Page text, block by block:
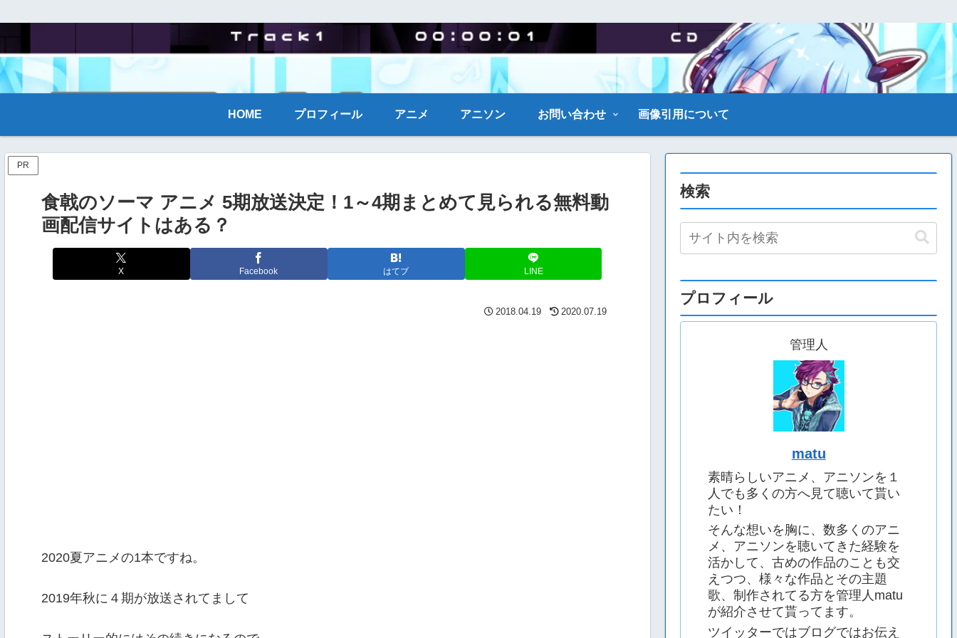
HOME プロフィール アニメ アニソン お問い合わせ 画像引用について
PR
食戟のソーマ アニメ 5期放送決定！1～4期まとめて見られる無料動
画配信サイトはある？
X Facebook はてブ LINE
2018.04.19 2020.07.19
2020夏アニメの1本ですね。
2019年秋に４期が放送されてまして
検索
プロフィール
管理人
matu
素晴らしいアニメ、アニソンを１
人でも多くの方へ見て聴いて貰い
たい！
そんな想いを胸に、数多くのアニ
メ、アニソンを聴いてきた経験を
活かして、古めの作品のことも交
えつつ、様々な作品とその主題
歌、制作されてる方を管理人matu
が紹介させて貰ってます。
ツイッターではブログではお伝え